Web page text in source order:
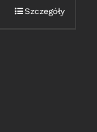
Szczegóły